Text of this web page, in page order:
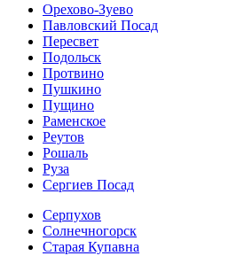
Орехово-Зуево
Павловский Посад
Пересвет
Подольск
Протвино
Пушкино
Пущино
Раменское
Реутов
Рошаль
Руза
Сергиев Посад
Серпухов
Солнечногорск
Старая Купавна